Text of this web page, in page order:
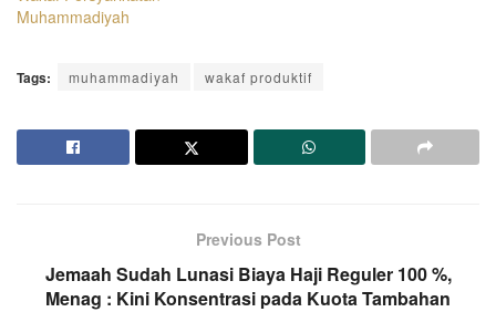
Muhammadiyah
Tags: muhammadiyah wakaf produktif
Previous Post
Jemaah Sudah Lunasi Biaya Haji Reguler 100 %,
Menag : Kini Konsentrasi pada Kuota Tambahan